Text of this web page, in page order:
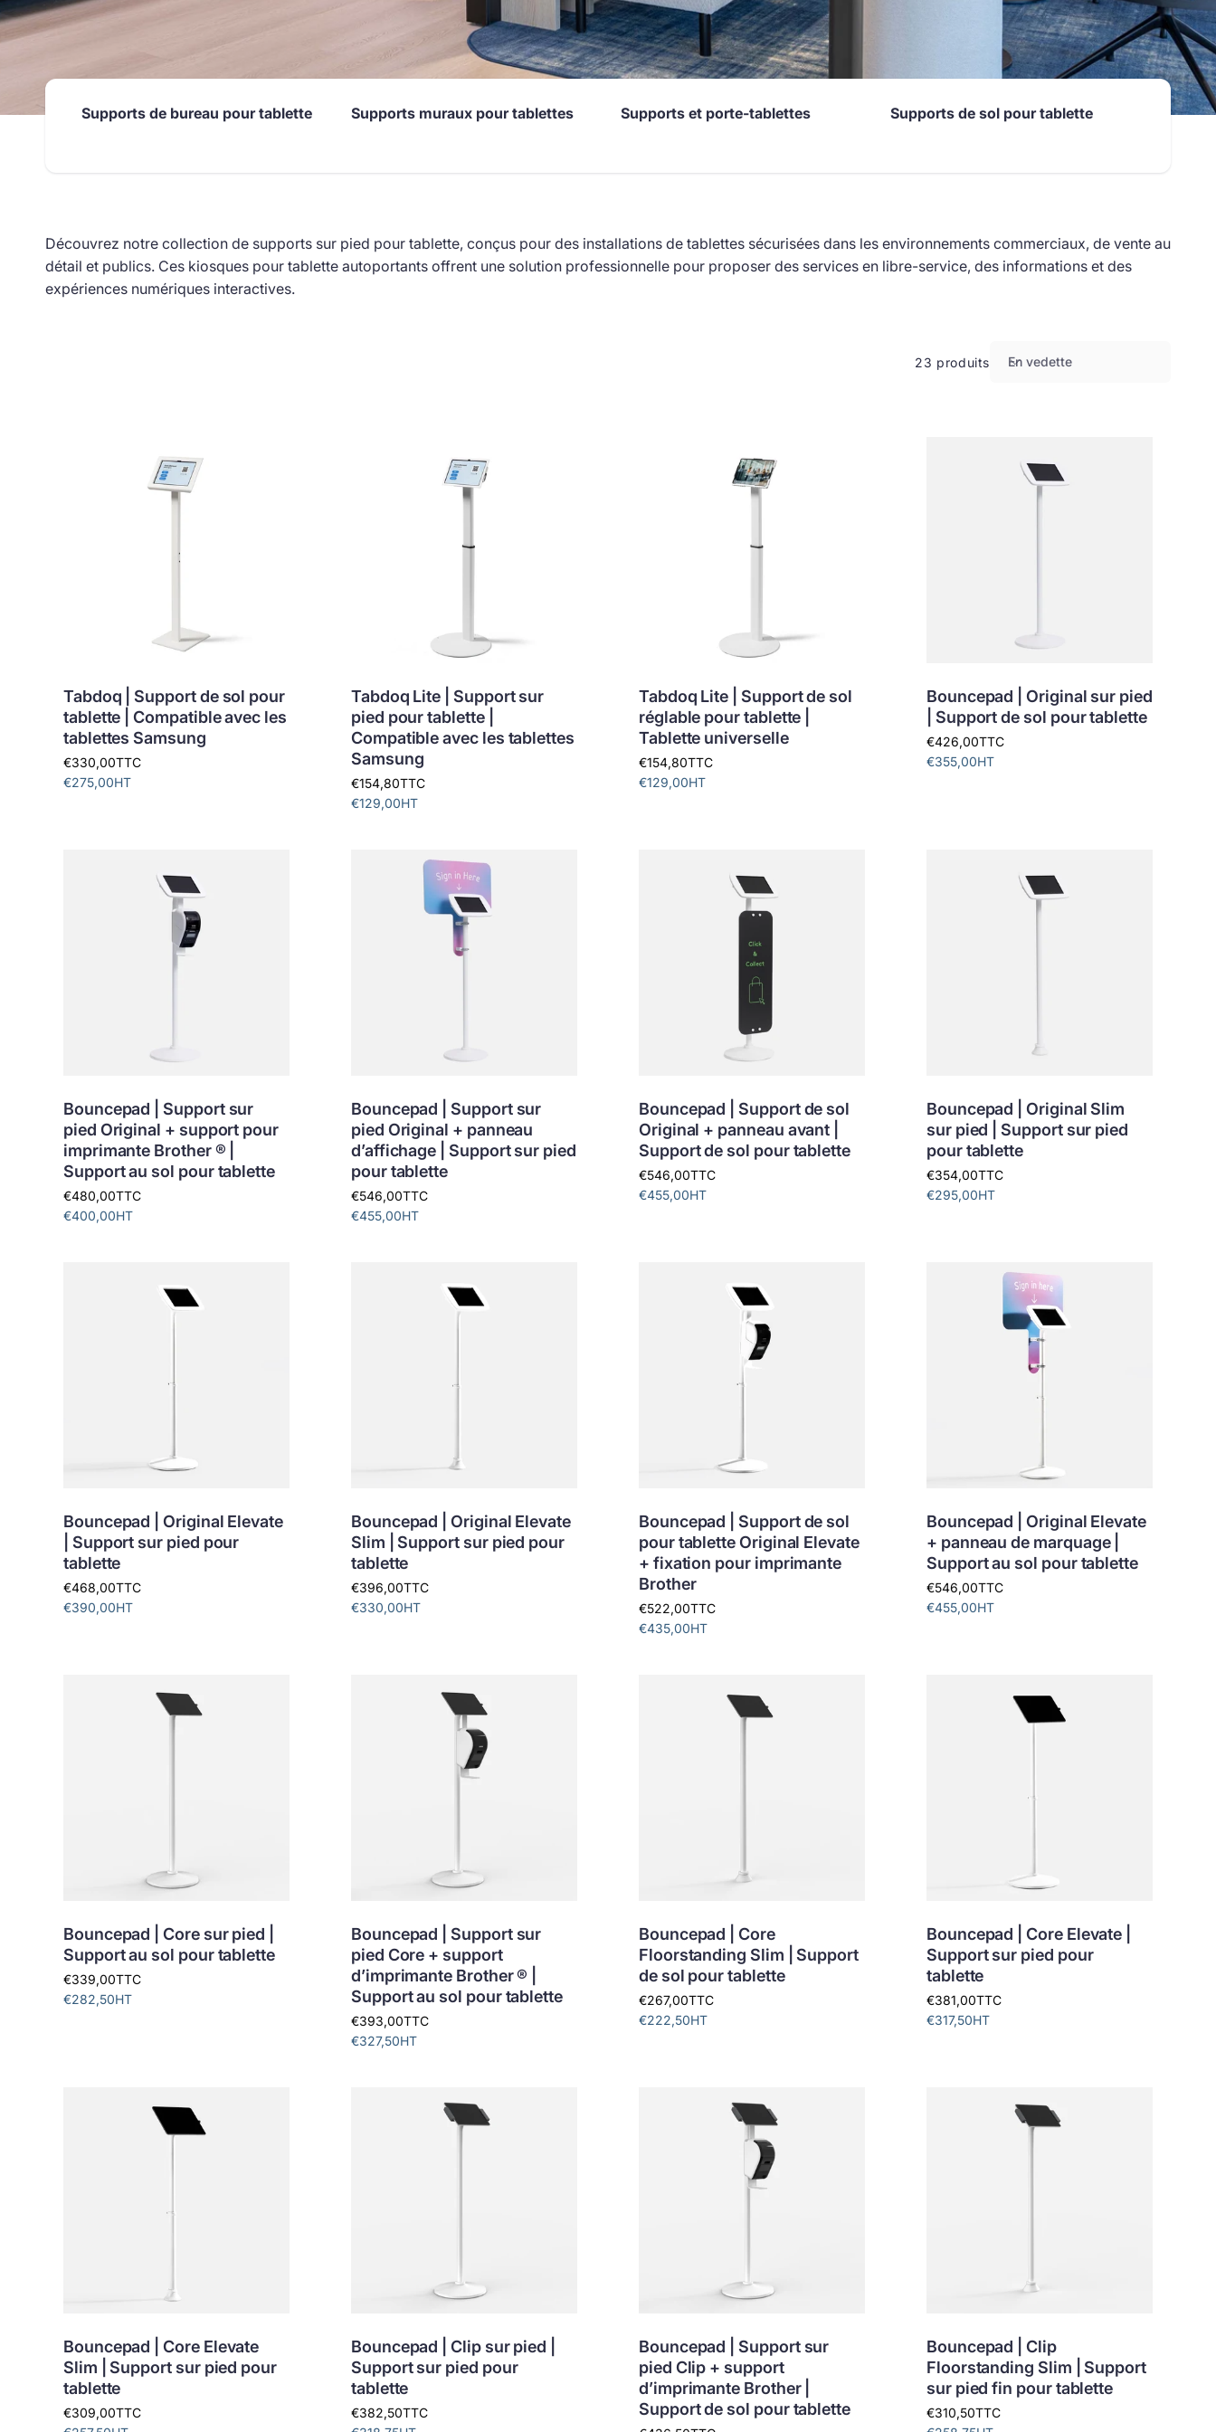
Supports de bureau pour tablette Supports muraux pour tablettes Supports et porte-tablettes Supports de sol pour tablette
Découvrez notre collection de supports sur pied pour tablette, conçus pour des installations de tablettes sécurisées dans les environnements commerciaux, de vente au
détail et publics. Ces kiosques pour tablette autoportants offrent une solution professionnelle pour proposer des services en libre-service, des informations et des
expériences numériques interactives.
23 produits En vedette
Tabdoq | Support de sol pour
tablette | Compatible avec les
tablettes Samsung
€330,00TTC
€275,00HT
Tabdoq Lite | Support sur
pied pour tablette |
Compatible avec les tablettes
Samsung
€154,80TTC
€129,00HT
Tabdoq Lite | Support de sol
réglable pour tablette |
Tablette universelle
€154,80TTC
€129,00HT
Bouncepad | Original sur pied
| Support de sol pour tablette
€426,00TTC
€355,00HT
Bouncepad | Support sur
pied Original + support pour
imprimante Brother ® |
Support au sol pour tablette
€480,00TTC
€400,00HT
Bouncepad | Support sur
pied Original + panneau
d’affichage | Support sur pied
pour tablette
€546,00TTC
€455,00HT
Bouncepad | Support de sol
Original + panneau avant |
Support de sol pour tablette
€546,00TTC
€455,00HT
Bouncepad | Original Slim
sur pied | Support sur pied
pour tablette
€354,00TTC
€295,00HT
Bouncepad | Original Elevate
| Support sur pied pour
tablette
€468,00TTC
€390,00HT
Bouncepad | Original Elevate
Slim | Support sur pied pour
tablette
€396,00TTC
€330,00HT
Bouncepad | Support de sol
pour tablette Original Elevate
+ fixation pour imprimante
Brother
€522,00TTC
€435,00HT
Bouncepad | Original Elevate
+ panneau de marquage |
Support au sol pour tablette
€546,00TTC
€455,00HT
Bouncepad | Core sur pied |
Support au sol pour tablette
€339,00TTC
€282,50HT
Bouncepad | Support sur
pied Core + support
d’imprimante Brother ® |
Support au sol pour tablette
€393,00TTC
€327,50HT
Bouncepad | Core
Floorstanding Slim | Support
de sol pour tablette
€267,00TTC
€222,50HT
Bouncepad | Core Elevate |
Support sur pied pour
tablette
€381,00TTC
€317,50HT
Bouncepad | Core Elevate
Slim | Support sur pied pour
tablette
€309,00TTC
Bouncepad | Clip sur pied |
Support sur pied pour
tablette
€382,50TTC
Bouncepad | Support sur
pied Clip + support
d’imprimante Brother |
Support de sol pour tablette
Bouncepad | Clip
Floorstanding Slim | Support
sur pied fin pour tablette
€310,50TTC